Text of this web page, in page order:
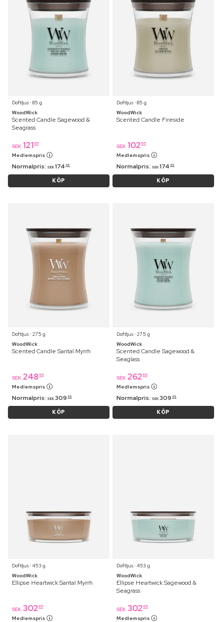
Doftljus ⋅ 85 g
WoodWick
Scented Candle Sagewood &
Seagrass
SEK 121 95
Medlemspris
Normalpris: SEK 174 95
KÖP
Doftljus ⋅ 85 g
WoodWick
Scented Candle Fireside
SEK 102 95
Medlemspris
Normalpris: SEK 174 95
KÖP
Doftljus ⋅ 275 g
WoodWick
Scented Candle Santal Myrrh
SEK 248 95
Medlemspris
Normalpris: SEK 309 95
KÖP
Doftljus ⋅ 275 g
WoodWick
Scented Candle Sagewood &
Seaglass
SEK 262 95
Medlemspris
Normalpris: SEK 309 95
KÖP
Doftljus ⋅ 453 g
WoodWick
Ellipse Heartwick Santal Myrrh
SEK 302 95
Medlemspris
Doftljus ⋅ 453 g
WoodWick
Ellipse Heartwick Sagewood &
Seagrass
SEK 302 95
Medlemspris